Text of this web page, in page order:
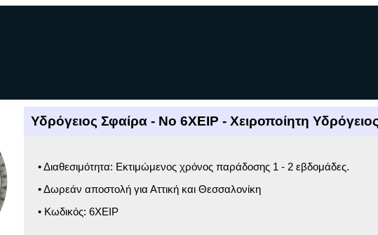
Υδρόγειος Σφαίρα - Νο 6ΧΕΙΡ - Χειροποίητη
• Διαθεσιμότητα: Εκτιμώμενος χρόνος παράδοσης 1 - 2 εβδομάδες.
• Δωρεάν αποστολή για Αττική και Θεσσαλονίκη
• Κωδικός: 6ΧΕΙΡ